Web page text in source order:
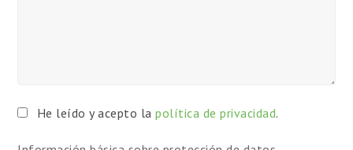
He leído y acepto lapolítica de privacidad.